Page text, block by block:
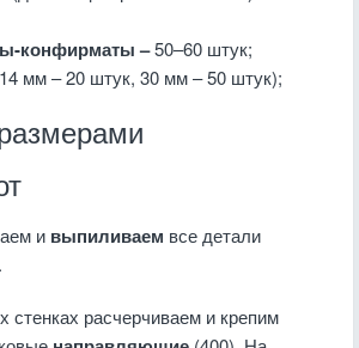
конфирматы –50–60 штук;
мм – 20 штук, 30 мм – 50 штук);
и выпиливаем все детали
стенках расчерчиваем и крепим